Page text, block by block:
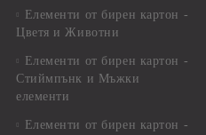
Елементи от бирен картон -
Цветя и Животни
Елементи от бирен картон -
Стиймпънк и Мъжки
елементи
Елементи от бирен картон -